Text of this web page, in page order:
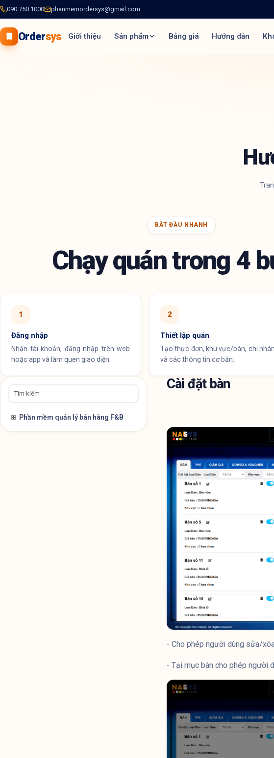
090 750 1000 phanmemordersys@gmail.com
Ordersys Giới thiệu Sản phẩm Bảng giá Hướng dẫn
BẮT ĐẦU NHANH
Chạy quán trong 4
1
Đăng nhập
Nhận tài khoản, đăng nhập trên web
hoặc app và làm quen giao diện.
2
Thiết lập quán
Tạo thực đơn, khu vực/bàn, chi
và các thông tin cơ bản.
Phần mềm quản lý bán hàng F&B
Cài đặt bàn
- Cho phép người dùng sửa/
- Tại mục bàn cho phép người